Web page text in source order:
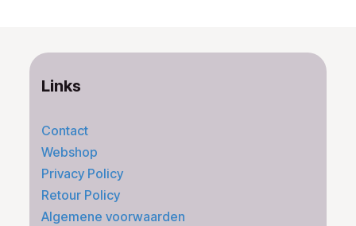
Links
Contact
Webshop
Privacy Policy
Retour Policy
Algemene voorwaarden